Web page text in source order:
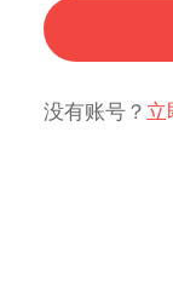
没有账号？ 立